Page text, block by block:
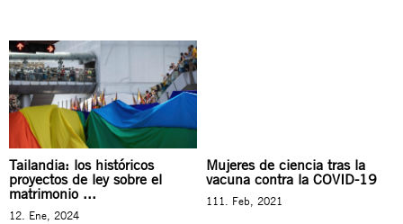
Tailandia: los históricos
proyectos de ley sobre el
matrimonio ...
12. Ene, 2024
Mujeres de ciencia tras la
vacuna contra la COVID-19
111. Feb, 2021